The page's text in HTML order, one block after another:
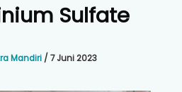
Sulfate
Mandiri / 7 Juni 2023